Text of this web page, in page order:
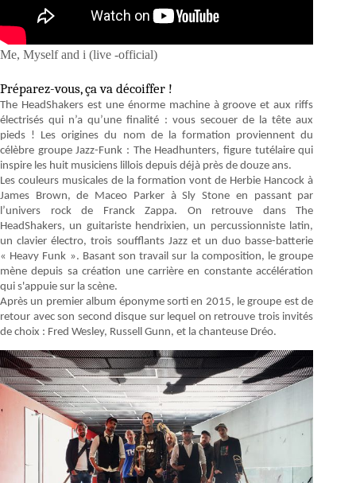
Me, Myself and i (live -official)
Préparez-vous, ça va décoiffer !
The HeadShakers est une énorme machine à groove et aux riffs
électrisés qui n’a qu’une finalité : vous secouer de la tête aux
pieds ! Les origines du nom de la formation proviennent du
célèbre groupe Jazz-Funk : The Headhunters, figure tutélaire qui
inspire les huit musiciens lillois depuis déjà près de douze ans.
Les couleurs musicales de la formation vont de Herbie Hancock à
James Brown, de Maceo Parker à Sly Stone en passant par
l’univers rock de Franck Zappa. On retrouve dans The
HeadShakers, un guitariste hendrixien, un percussionniste latin,
un clavier électro, trois soufflants Jazz et un duo basse-batterie
« Heavy Funk ». Basant son travail sur la composition, le groupe
mène depuis sa création une carrière en constante accélération
qui s'appuie sur la scène.
Après un premier album éponyme sorti en 2015, le groupe est de
retour avec son second disque sur lequel on retrouve trois invités
de choix : Fred Wesley, Russell Gunn, et la chanteuse Dréo.